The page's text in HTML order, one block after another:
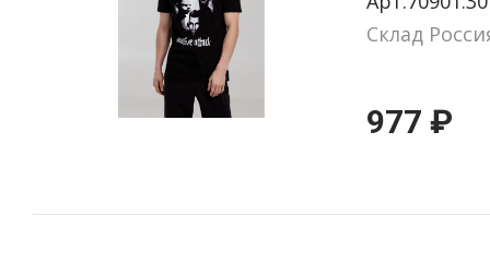
размер S
Склад
977 ₽